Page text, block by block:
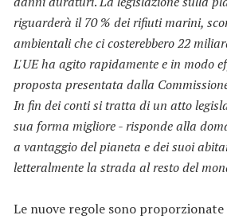
riguarderà il 70 % dei rifiuti marini,
ambientali che ci costerebbero 22
L'UE ha agito rapidamente e in modo
proposta presentata dalla
In fin dei conti si tratta di un atto
sua forma migliore - risponde alla
a vantaggio del pianeta e dei suoi
letteralmente la strada al resto del
Le nuove regole sono